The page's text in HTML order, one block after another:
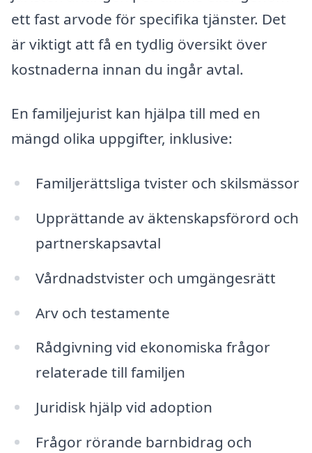
ett fast arvode för specifika tjänster. Det
är viktigt att få en tydlig översikt över
kostnaderna innan du ingår avtal.
En familjejurist kan hjälpa till med en
mängd olika uppgifter, inklusive:
Familjerättsliga tvister och skilsmässor
Upprättande av äktenskapsförord och
partnerskapsavtal
Vårdnadstvister och umgängesrätt
Arv och testamente
Rådgivning vid ekonomiska frågor
relaterade till familjen
Juridisk hjälp vid adoption
Frågor rörande barnbidrag och